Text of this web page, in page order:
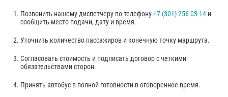
Позвонить нашему диспетчеру по телефону+7 (301) 256-03-14 и
сообщить место подачи, дату и время.
Уточнить количество пассажиров и конечную точку маршрута.
Согласовать стоимость и подписать договор с четкими
обязательствами сторон.
Принять автобус в полной готовности в оговоренное время.